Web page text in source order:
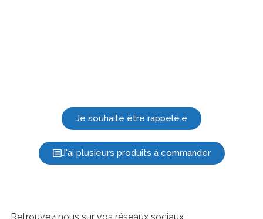
Je souhaite être rappelé.e
J'ai plusieurs produits à commander